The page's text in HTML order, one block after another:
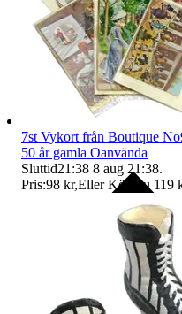
Ersättning om varan
7st Vykort från Boutique
50 år gamla Oanvända
Sluttid21:38 8 aug 21:38.
Pris:98 kr,Eller Köp nu 119